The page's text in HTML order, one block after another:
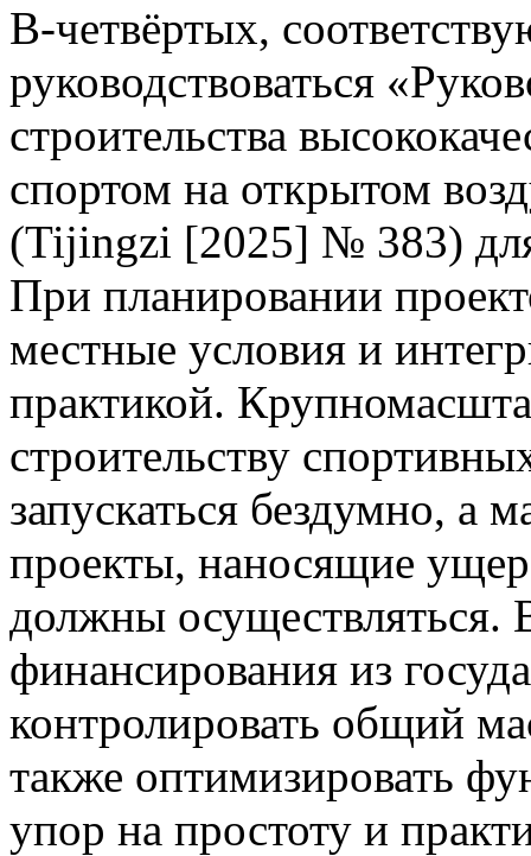
В-четвёртых,
руководствоваться
строительства
спортом на открытом
(Tijingzi [2025] № 383) для
При планировании
местные условия и
практикой.
строительству
запускаться бездумно, а
проекты, наносящие
должны
финансирования из
контролировать общий
также оптимизировать
упор на простоту и